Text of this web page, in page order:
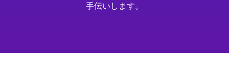
手伝いします。